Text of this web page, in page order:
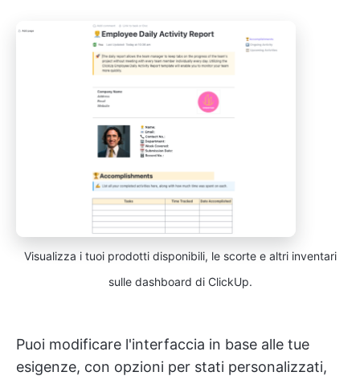
Visualizza i tuoi prodotti disponibili, le scorte e altri inventari
sulle dashboard di ClickUp.
Puoi modificare l'interfaccia in base alle tue
esigenze, con opzioni per stati personalizzati,